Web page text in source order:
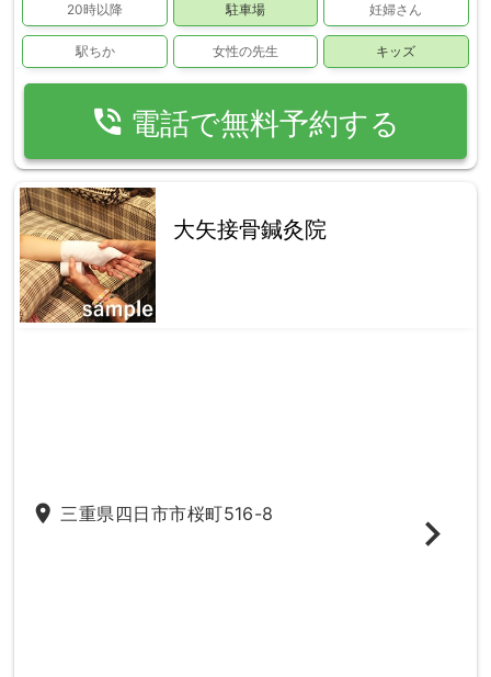
20時以降 駐車場 妊婦さん
駅ちか 女性の先生 キッズ
phone_in_talk 電話で無料予約する
大矢接骨鍼灸院
place 三重県四日市市桜町516-8